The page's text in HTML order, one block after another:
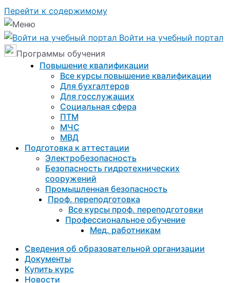
Перейти к содержимому
Войти на учебный портал
Программы обучения
Повышение квалификации
Все курсы повышение квалификации
Для бухгалтеров
Для госслужащих
Социальная сфера
ПТМ
МЧС
МВД
Подготовка к aттестации
Электробезопасность
Безопасность гидротехнических
сооружений
Промышленная безопасность
Проф. переподготовка
Все курсы проф. переподготовки
Профессиональное обучение
Мед. работникам
Сведения об образовательной организации
Документы
Купить курс
Новости